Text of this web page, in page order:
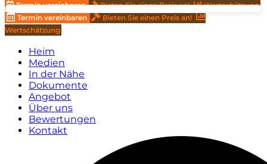
Termin vereinbaren Bieten Sie einen Preis an!
Wertschätzung
Termin vereinbaren
Bieten Sie einen Preis an!
Wertschätzung
Heim
Medien
In der Nähe
Dokumente
Angebot
Über uns
Bewertungen
Kontakt